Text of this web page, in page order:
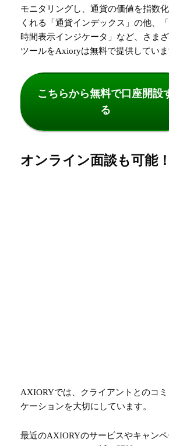
モニタリングし、通貨の価値を指数
くれる「通貨インデックス」の他、
時間表示インジケータ」など、さま
ツールをAxioryは無料で提供していま
こちらから無料で口座開設
る
オンライン面談も可能！
AXIORYでは、クライアントとのコミ
ケーションを大切にしています。
最近のAXIORYのサービスやキャンペ